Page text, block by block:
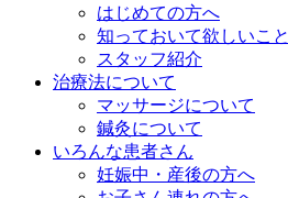
はじめての方へ
知っておいて欲しいこと
スタッフ紹介
治療法について
マッサージについて
鍼灸について
いろんな患者さん
妊娠中・産後の方へ